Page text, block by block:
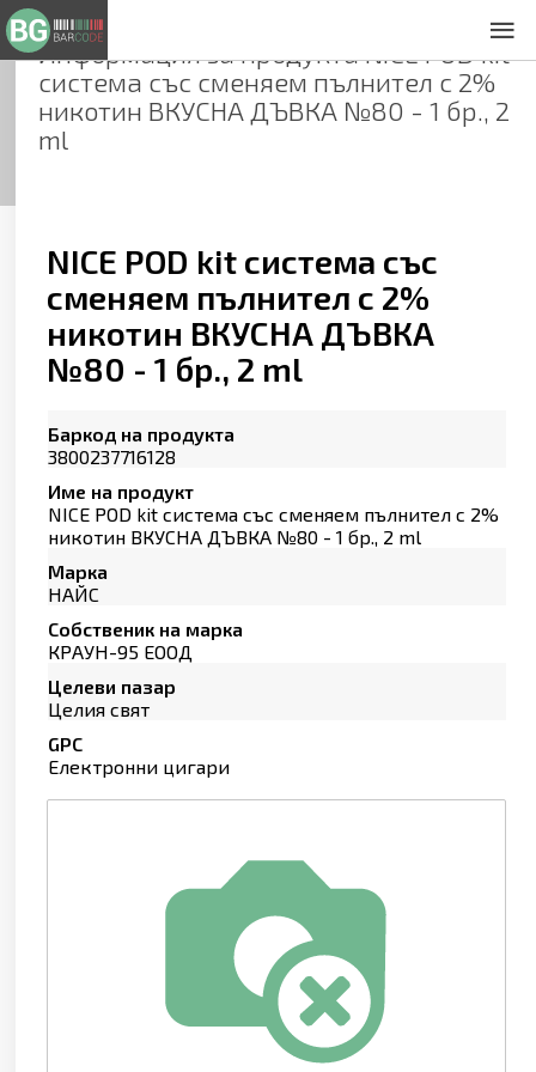
Информация за продуктаNICE POD kit
система със сменяем пълнител с 2%
никотин ВКУСНА ДЪВКА №80 - 1 бр., 2
ml
NICE POD kit система със
сменяем пълнител с 2%
никотин ВКУСНА ДЪВКА
№80 - 1 бр., 2 ml
Баркод на продукта
3800237716128
Име на продукт
NICE POD kit система със сменяем пълнител с 2%
никотин ВКУСНА ДЪВКА №80 - 1 бр., 2 ml
Марка
НАЙС
Собственик на марка
КРАУН-95 ЕООД
Целеви пазар
Целия свят
GPC
Електронни цигари
Общи условия
Декларация за проверителност